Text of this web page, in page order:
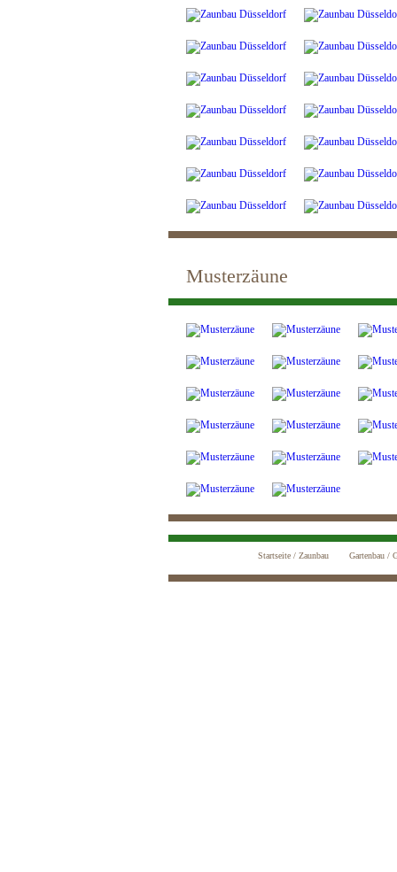
Musterzäune
Startseite / Zaunbau Gartenbau /